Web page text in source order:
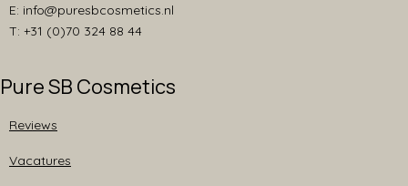
E: info@puresbcosmetics.nl
T: +31 (0)70 324 88 44
Pure SB Cosmetics
Reviews
Vacatures